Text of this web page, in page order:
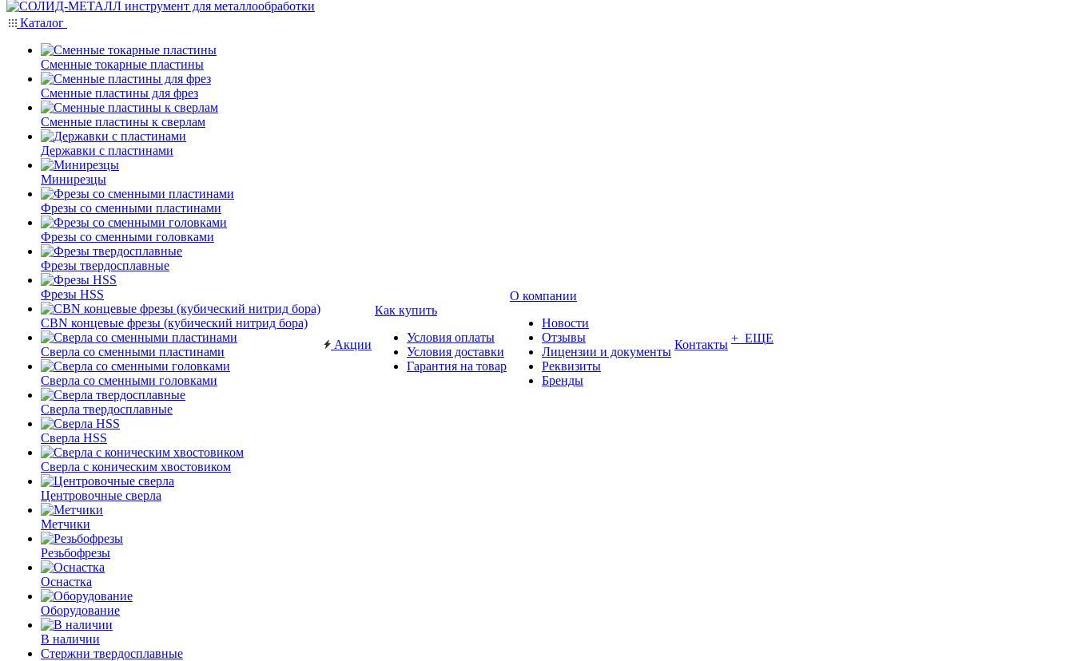
Каталог
Сменные токарные пластины
Сменные пластины для фрез
Сменные пластины к сверлам
Державки с пластинами
Минирезцы
Фрезы со сменными пластинами
Фрезы со сменными головками
Фрезы твердосплавные
Фрезы HSS
CBN концевые фрезы (кубический нитрид бора)
Сверла со сменными пластинами
Сверла со сменными головками
Сверла твердосплавные
Сверла HSS
Сверла с коническим хвостовиком
Центровочные сверла
Метчики
Резьбофрезы
Оснастка
Оборудование
В наличии
Стержни твердосплавные
Акции
Как купить
Условия оплаты
Условия доставки
Гарантия на товар
О компании
Новости
Отзывы
Лицензии и документы
Реквизиты
Бренды
Контакты + ЕЩЕ